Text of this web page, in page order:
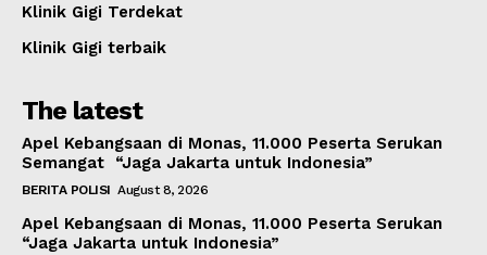
Klinik Gigi Terdekat
Klinik Gigi terbaik
The latest
Apel Kebangsaan di Monas, 11.000 Peserta Serukan
Semangat “Jaga Jakarta untuk Indonesia”
BERITA POLISI August 8, 2026
Apel Kebangsaan di Monas, 11.000 Peserta Serukan
“Jaga Jakarta untuk Indonesia”